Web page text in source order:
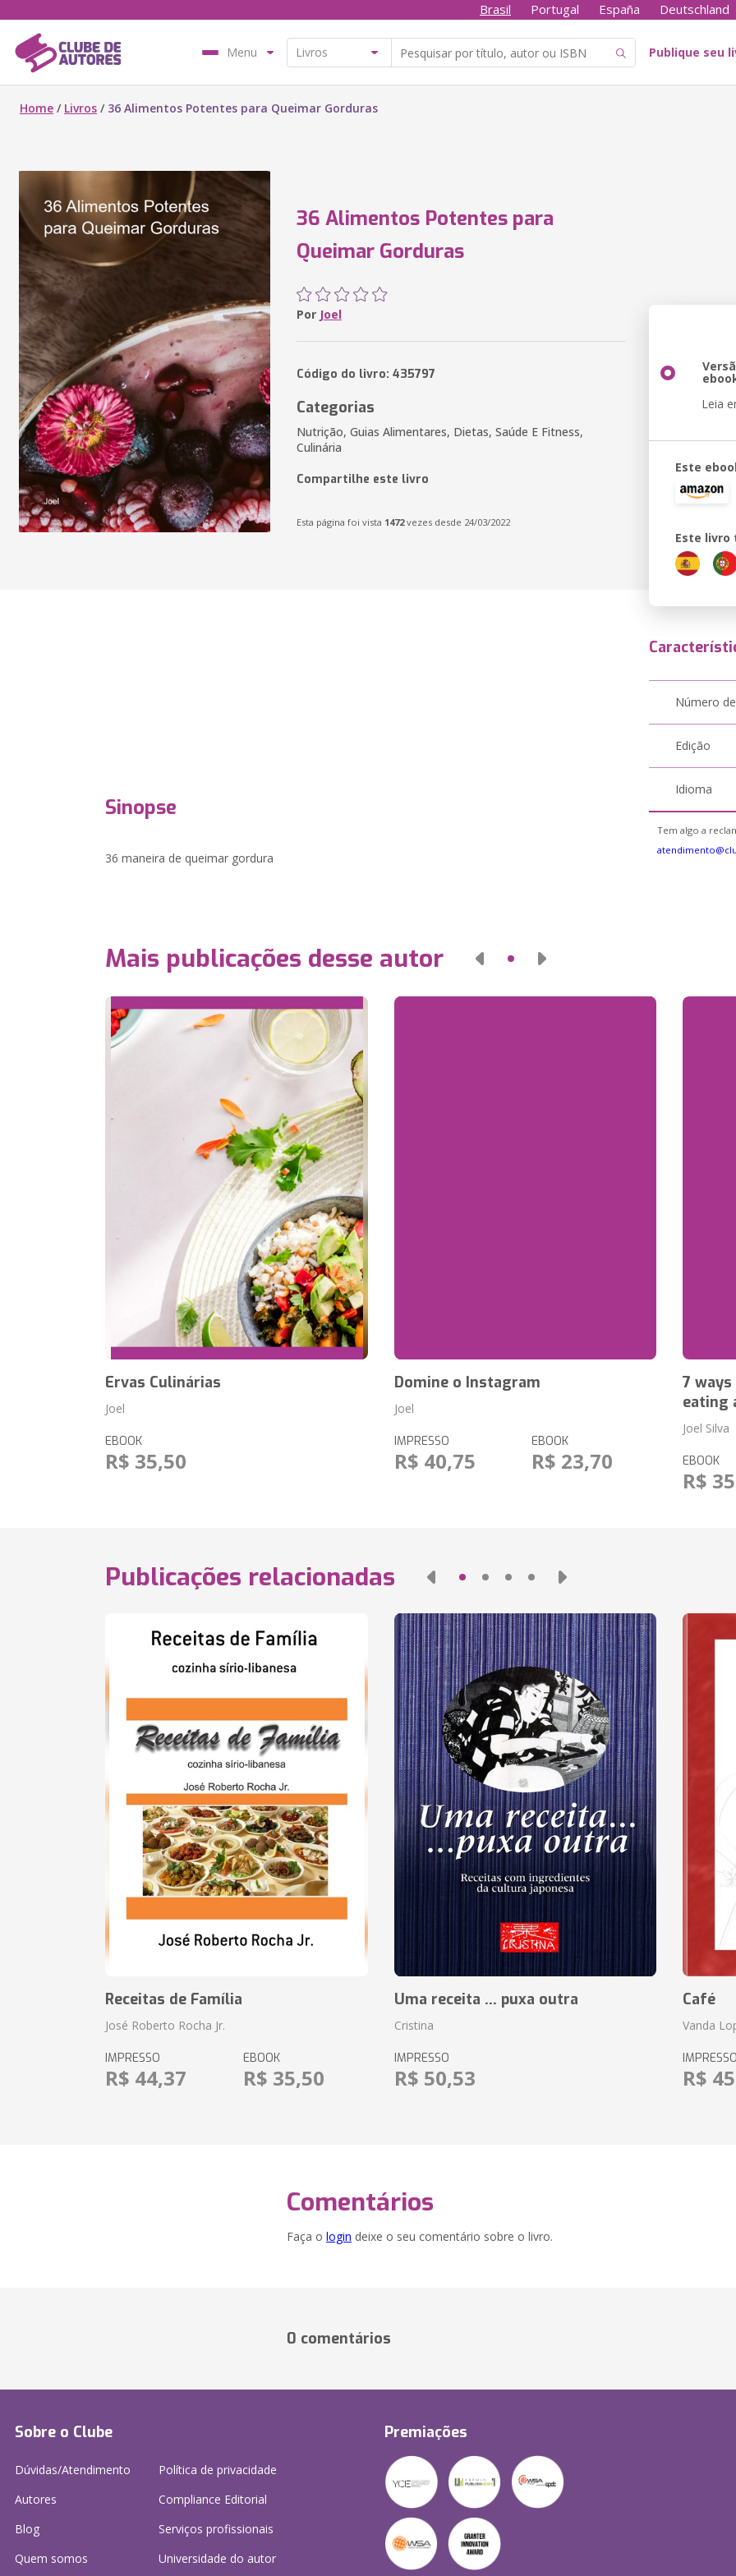
Brasil Portugal España Deutschland
Menu Publique seu
Home / Livros / 36 Alimentos Potentes para Queimar Gorduras
36 Alimentos Potentes para
Queimar Gorduras
Por Joel
Código do livro: 435797
Categorias
Nutrição, Guias Alimentares, Dietas, Saúde E Fitness,
Culinária
Compartilhe este livro
Esta página foi vista 1472vezes desde 24/03/2022
Leia
Este
Este livro
Sinopse
36 maneira de queimar gordura
Número
Edição
Idioma
Tem algo a
Mais publicações desse autor
Ervas Culinárias
Joel
EBOOK
R$ 35,50
Domine o Instagram
Joel
IMPRESSO
R$ 40,75
EBOOK
R$ 23,70
7
eating
Joel Silva
EBOOK
R$
Publicações relacionadas
Receitas de Família
José Roberto Rocha Jr.
IMPRESSO
R$ 44,37
EBOOK
R$ 35,50
Uma receita ... puxa outra
Cristina
IMPRESSO
R$ 50,53
Café
Vanda
R$
Comentários
Faça o login deixe o seu comentário sobre o livro.
0 comentários
Sobre o Clube
Dúvidas/Atendimento
Autores
Blog
Quem somos
Política de privacidade
Compliance Editorial
Serviços profissionais
Universidade do autor
Premiações